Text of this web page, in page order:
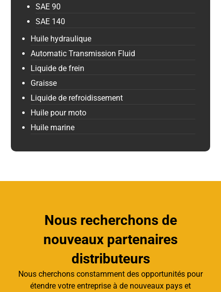
SAE 90
SAE 140
Huile hydraulique
Automatic Transmission Fluid
Liquide de frein
Graisse
Liquide de refroidissement
Huile pour moto
Huile marine
Nous recherchons de
nouveaux partenaires
distributeurs
Nous cherchons constamment des opportunités pour
étendre votre entreprise à de nouveaux pays et